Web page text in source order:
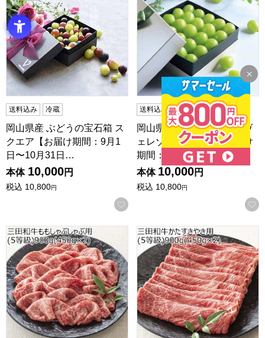
送料込み 冷蔵
岡山県産 ぶどうの宝石箱 ス
クエア【お届け期間：9月1
日〜10月31日…
本体 10,000円
税込 10,800円
お気に入りに登録する
送料込み 冷蔵 無包装
岡山県産 ぶどうの宝石箱ヴ
ェレゾンルミエール(お届け
期間：8/21〜8…
本体 10,000円
税込 10,800円
兵庫県産 三田和牛ももしゃぶしゃぶ用(5等級)900g(450g×2)
兵庫県産 三田和牛かたすき